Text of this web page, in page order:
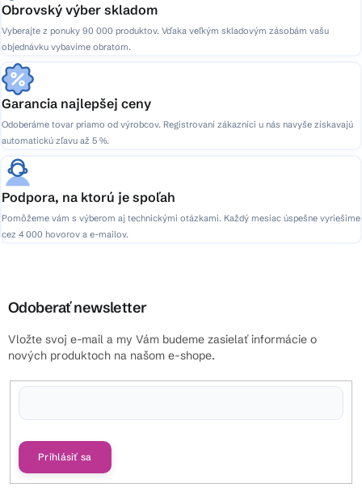
Obrovský výber skladom
Vyberajte z ponuky 90 000 produktov. Vďaka veľkým skladovým zásobám vašu
objednávku vybavíme obratom.
Garancia najlepšej ceny
Odoberáme tovar priamo od výrobcov. Registrovaní zákazníci u nás navyše získavajú
automatickú zľavu až 5 %.
Podpora, na ktorú je spoľah
Pomôžeme vám s výberom aj technickými otázkami. Každý mesiac úspešne vyriešime
cez 4 000 hovorov a e-mailov.
Odoberať newsletter
Vložte svoj e-mail a my Vám budeme zasielať informácie o
nových produktoch na našom e-shope.
Prihlásiť sa